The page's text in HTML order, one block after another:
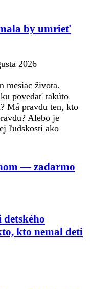
by umrieť
2026
mesiac života.
povedať takúto
Má pravdu ten, kto
Alebo je
ľudskosti ako
— zadarmo
kto nemal deti